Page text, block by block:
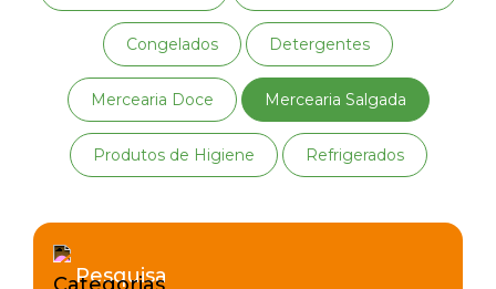
Congelados Detergentes
Mercearia Doce Mercearia Salgada
Produtos de Higiene Refrigerados
Pesquisa